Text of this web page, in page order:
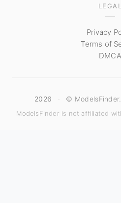
LEGAL
Privacy
Terms of
DMCA
2026 · ©
ModelsFinder is not affiliated